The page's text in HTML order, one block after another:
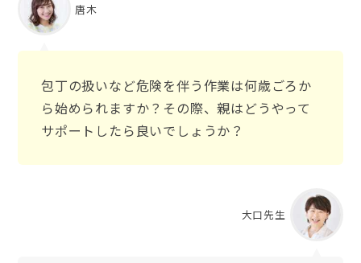
唐木
包丁の扱いなど危険を伴う作業は何歳ごろか
ら始められますか？その際、親はどうやって
サポートしたら良いでしょうか？
大口先生